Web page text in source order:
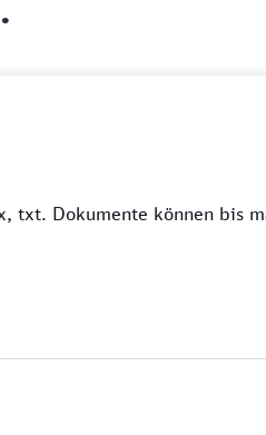
txt. Dokumente können bis